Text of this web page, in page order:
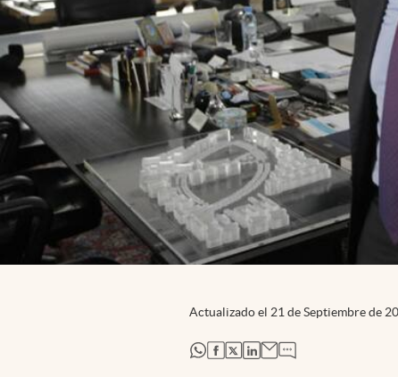
Actualizado el 21 de Septiembre de
abre en nueva pestaña
abre en nueva pestaña
abre en nueva pestaña
abre en nueva pestaña